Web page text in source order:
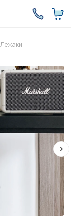
Лежаки